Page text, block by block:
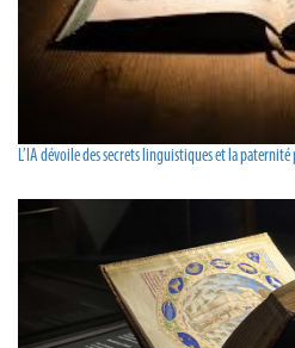
L’IA dévoile des secrets linguistiques et la